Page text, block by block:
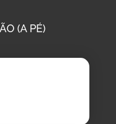
(A PÉ)